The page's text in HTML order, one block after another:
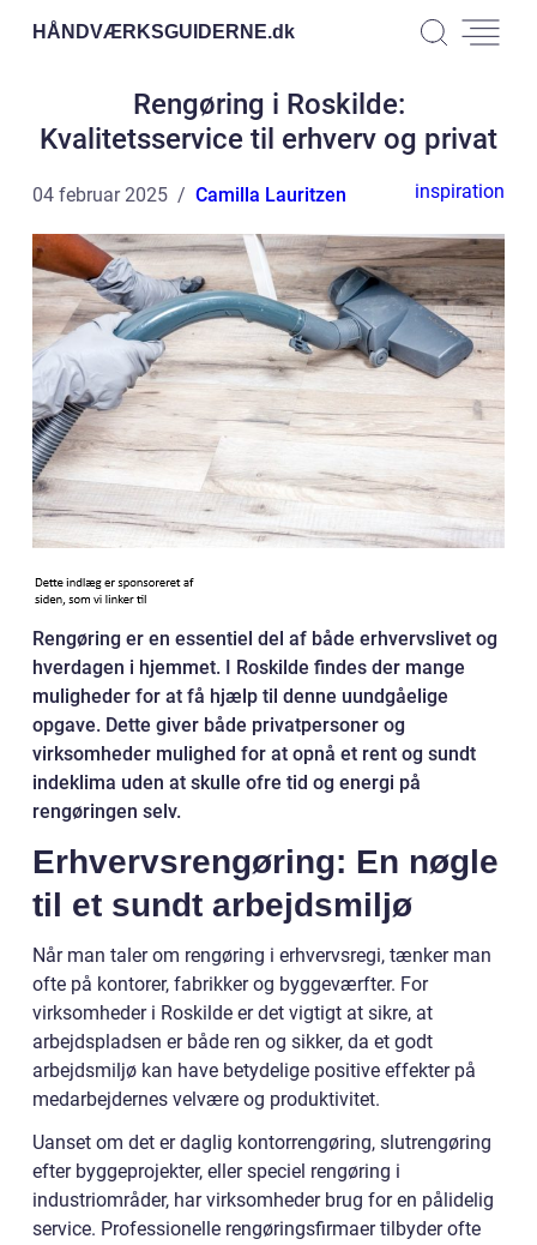
HÅNDVÆRKSGUIDERNE.dk
Rengøring i Roskilde:
Kvalitetsservice til erhverv og privat
04 februar 2025 Camilla Lauritzen inspiration
Rengøring er en essentiel del af både erhvervslivet og
hverdagen i hjemmet. I Roskilde findes der mange
muligheder for at få hjælp til denne uundgåelige
opgave. Dette giver både privatpersoner og
virksomheder mulighed for at opnå et rent og sundt
indeklima uden at skulle ofre tid og energi på
rengøringen selv.
Erhvervsrengøring: En nøgle
til et sundt arbejdsmiljø
Når man taler om rengøring i erhvervsregi, tænker man
ofte på kontorer, fabrikker og byggeværfter. For
virksomheder i Roskilde er det vigtigt at sikre, at
arbejdspladsen er både ren og sikker, da et godt
arbejdsmiljø kan have betydelige positive effekter på
medarbejdernes velvære og produktivitet.
Uanset om det er daglig kontorrengøring, slutrengøring
efter byggeprojekter, eller speciel rengøring i
industriområder, har virksomheder brug for en pålidelig
service. Professionelle rengøringsfirmaer tilbyder ofte